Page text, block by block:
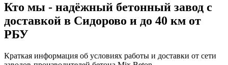
Кто мы - надёжный бетонный завод с
доставкой в Сидорово и до 40 км от
РБУ
Краткая информация об условиях работы и доставки от сети